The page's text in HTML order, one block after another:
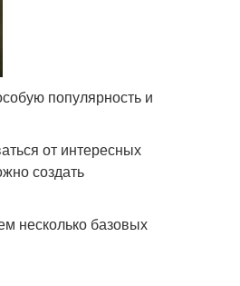
популярность и
от интересных
создать
несколько базовых